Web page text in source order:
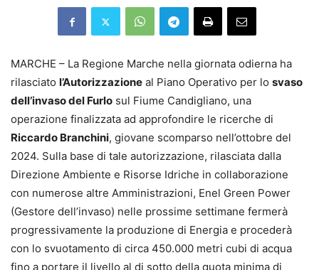
MARCHE – La Regione Marche nella giornata odierna ha
rilasciato l’Autorizzazione al Piano Operativo per lo svaso
dell’invaso del Furlo sul Fiume Candigliano, una
operazione finalizzata ad approfondire le ricerche di
Riccardo Branchini, giovane scomparso nell’ottobre del
2024. Sulla base di tale autorizzazione, rilasciata dalla
Direzione Ambiente e Risorse Idriche in collaborazione
con numerose altre Amministrazioni, Enel Green Power
(Gestore dell’invaso) nelle prossime settimane fermerà
progressivamente la produzione di Energia e procederà
con lo svuotamento di circa 450.000 metri cubi di acqua
fino a portare il livello al di sotto della quota minima di